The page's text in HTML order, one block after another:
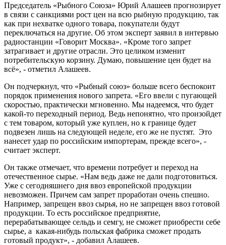
Председатель «Рыбного Союза» Юрий Алашеев прогнозирует
в связи с санкциями рост цен на всю рыбную продукцию, так
как при нехватке одного товара, покупатели будут
переключаться на другие. Об этом эксперт заявил в интервью
радиостанции «Говорит Москва». «Кроме того запрет
затрагивает и другие отрасли. Это целиком изменит
потребительскую корзину. Думаю, повышение цен будет на
всё», - отметил Алашеев.
Он подчеркнул, что «Рыбный союз» больше всего беспокоит
порядок применения нового запрета. «Его ввели с пугающей
скоростью, практически мгновенно. Мы надеемся, что будет
какой-то переходный период. Ведь непонятно, что произойдет
с тем товаром, который уже куплен, но к границе будет
подвезен лишь на следующей неделе, его же не пустят. Это
нанесет удар по российским импортерам, прежде всего», -
считает эксперт.
Он также отмечает, что времени потребует и переход на
отечественное сырье. «Нам ведь даже не дали подготовиться.
Уже с сегодняшнего дня ввоз европейской продукции
невозможен. Причем сам запрет проработан очень спешно.
Например, запрещен ввоз сырья, но не запрещен ввоз готовой
продукции. То есть российское предприятие,
перерабатывающее сельдь и семгу, не сможет приобрести себе
сырье, а какая-нибудь польская фабрика сможет продать
готовый продукт», - добавил Алашеев.